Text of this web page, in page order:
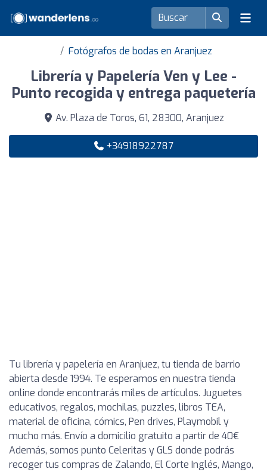
Fotógrafos de bodas en Aranjuez
Librería y Papelería Ven y Lee -
Punto recogida y entrega paquetería
Av. Plaza de Toros, 61, 28300, Aranjuez
+34918922787
Tu librería y papelería en Aranjuez, tu tienda de barrio
abierta desde 1994. Te esperamos en nuestra tienda
online donde encontrarás miles de artículos. Juguetes
educativos, regalos, mochilas, puzzles, libros TEA,
material de oficina, cómics, Pen drives, Playmobil y
mucho más. Envío a domicilio gratuito a partir de 40€
Además, somos punto Celeritas y GLS donde podrás
recoger tus compras de Zalando, El Corte Inglés, Mango,